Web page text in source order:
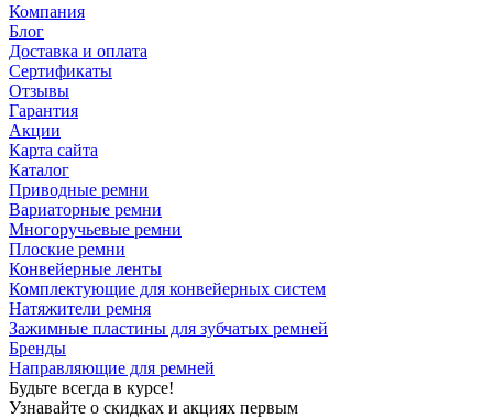
Компания
Блог
Доставка и оплата
Сертификаты
Отзывы
Гарантия
Акции
Карта сайта
Каталог
Приводные ремни
Вариаторные ремни
Многоручьевые ремни
Плоские ремни
Конвейерные ленты
Комплектующие для конвейерных систем
Натяжители ремня
Зажимные пластины для зубчатых ремней
Бренды
Направляющие для ремней
Будьте всегда в курсе!
Узнавайте о скидках и акциях первым